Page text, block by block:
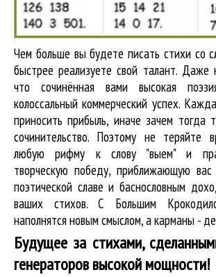
Чем больше вы будете писать стихи со
быстрее реализуете свой талант. Даже
что сочинённая вами высокая
колоссальный коммерческий успех.
приносить прибыль, иначе зачем тогда
сочинительство. Поэтому не теряйте
любую рифму к слову "выем" и
творческую победу, приближающую вас
поэтической славе и баснословным
ваших стихов. С Большим
наполнятся новым смыслом, а карманы -
Будущее за стихами,
генераторов высокой мощности!